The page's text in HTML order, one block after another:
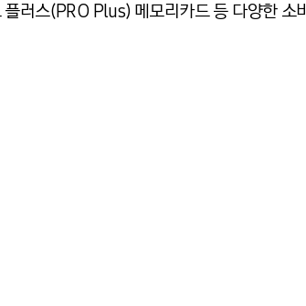
플러스(PRO Plus) 메모리카드 등 다양한 소